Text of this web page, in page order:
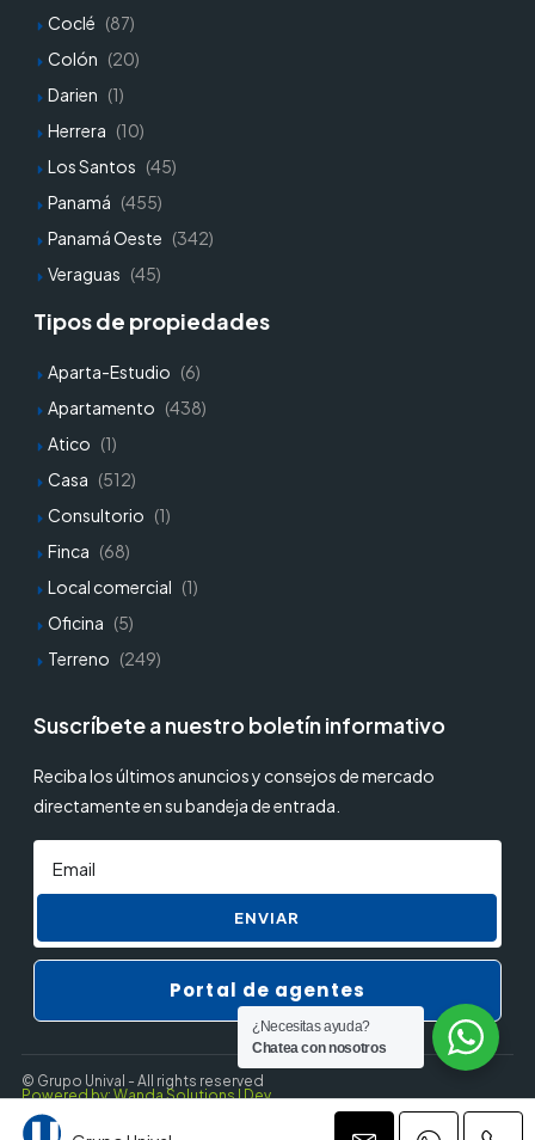
Coclé (87)
Colón (20)
Darien (1)
Herrera (10)
Los Santos (45)
Panamá (455)
Panamá Oeste (342)
Veraguas (45)
Tipos de propiedades
Aparta-Estudio (6)
Apartamento (438)
Atico (1)
Casa (512)
Consultorio (1)
Finca (68)
Local comercial (1)
Oficina (5)
Terreno (249)
Suscríbete a nuestro boletín informativo
Reciba los últimos anuncios y consejos de mercado
directamente en su bandeja de entrada.
ENVIAR
Portal de agentes
© Grupo Unival - All rights reserved
Powered by: Wanda Solutions | Dev.
¿Necesitas ayuda?
Chatea con nosotros